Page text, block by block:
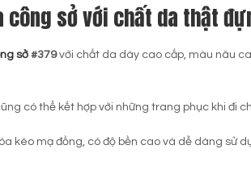
công sở với chất da thật
sở #379với chất da dày cao cấp, màu nâu
có thể kết hợp với những trang phục khi đi
kéo mạ đồng, có độ bền cao và dễ dàng sử